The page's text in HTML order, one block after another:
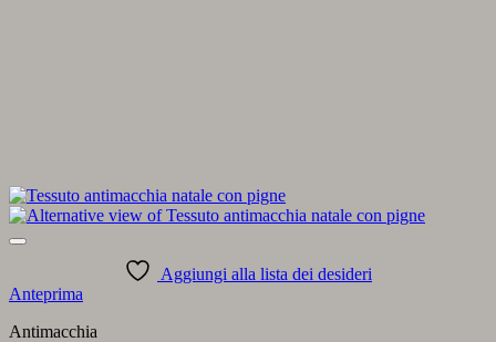
Aggiungi alla lista dei desideri
Anteprima
Antimacchia